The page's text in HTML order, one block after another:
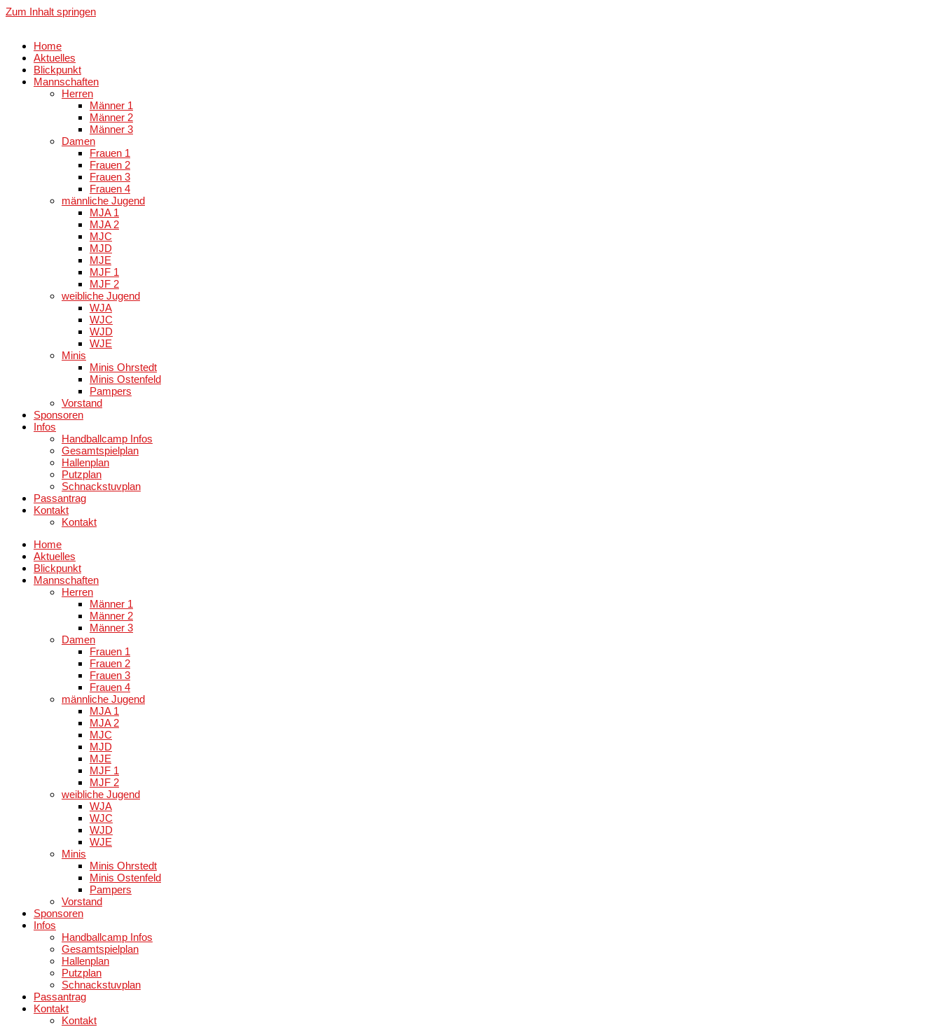
Zum Inhalt springen
Home
Aktuelles
Blickpunkt
Mannschaften
Herren
Männer 1
Männer 2
Männer 3
Damen
Frauen 1
Frauen 2
Frauen 3
Frauen 4
männliche Jugend
MJA 1
MJA 2
MJC
MJD
MJE
MJF 1
MJF 2
weibliche Jugend
WJA
WJC
WJD
WJE
Minis
Minis Ohrstedt
Minis Ostenfeld
Pampers
Vorstand
Sponsoren
Infos
Handballcamp Infos
Gesamtspielplan
Hallenplan
Putzplan
Schnackstuvplan
Passantrag
Kontakt
Kontakt
Home
Aktuelles
Blickpunkt
Mannschaften
Herren
Männer 1
Männer 2
Männer 3
Damen
Frauen 1
Frauen 2
Frauen 3
Frauen 4
männliche Jugend
MJA 1
MJA 2
MJC
MJD
MJE
MJF 1
MJF 2
weibliche Jugend
WJA
WJC
WJD
WJE
Minis
Minis Ohrstedt
Minis Ostenfeld
Pampers
Vorstand
Sponsoren
Infos
Handballcamp Infos
Gesamtspielplan
Hallenplan
Putzplan
Schnackstuvplan
Passantrag
Kontakt
Kontakt